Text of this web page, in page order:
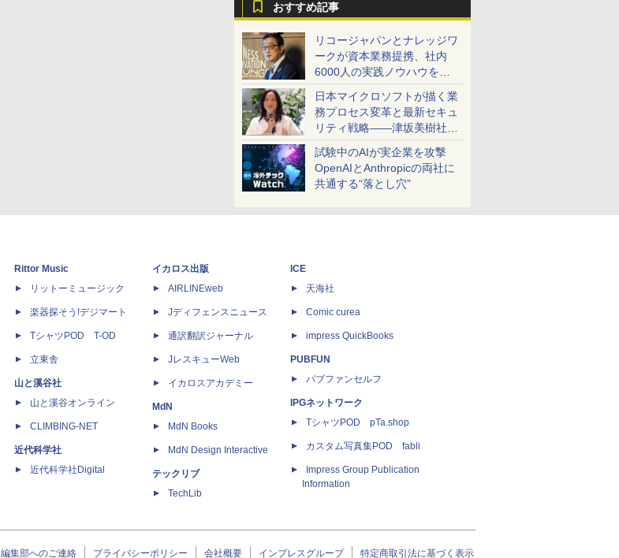
おすすめ記事
リコージャパンとナレッジワ
ークが資本業務提携、社内
6000人の実践ノウハウを生
かした「AI商談記録 for
RICOH」を展開へ
日本マイクロソフトが描く業
務プロセス変革と最新セキュ
リティ戦略――津坂美樹社長
が2027年度戦略を説明
試験中のAIが実企業を攻撃
OpenAIとAnthropicの両社に
共通する“落とし穴”
Rittor Music
リットーミュージック
楽器探そう!デジマート
TシャツPOD T-OD
立東舎
山と溪谷社
山と溪谷オンライン
CLIMBING-NET
近代科学社
近代科学社Digital
イカロス出版
AIRLINEweb
Jディフェンスニュース
通訳翻訳ジャーナル
JレスキューWeb
イカロスアカデミー
MdN
MdN Books
MdN Design Interactive
テックリブ
TechLib
ICE
天海社
Comic curea
impress QuickBooks
PUBFUN
パブファンセルフ
IPGネットワーク
TシャツPOD pTa.shop
カスタム写真集POD fabli
Impress Group Publication
Information
編集部へのご連絡 プライバシーポリシー 会社概要 インプレスグループ 特定商取引法に基づく表示